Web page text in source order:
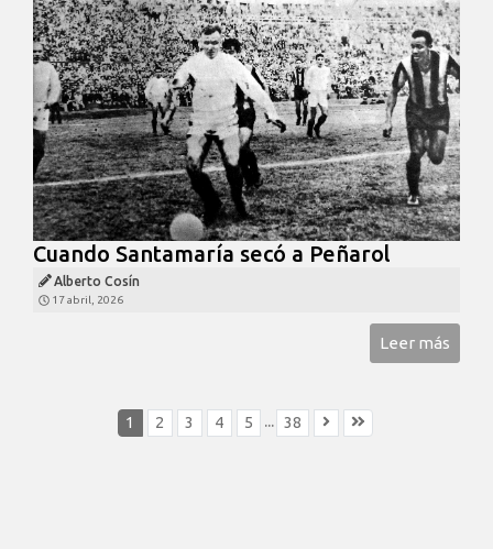
Cuando Santamaría secó a Peñarol
Alberto Cosín
17 abril, 2026
Leer más
1 2 3 4 5 38